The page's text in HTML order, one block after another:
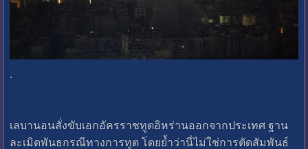
.
เลบานอนสั่งขับเอกอัครราชทูตอิหร่านออกจากประเทศ ฐาน
ละเมิดพันธกรณีทางการทูต โดยย้ำว่านี่ไม่ใช่การตัดสัมพันธ์